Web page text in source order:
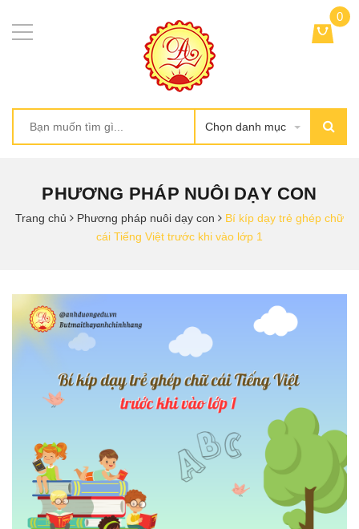
Chọn danh mục
0
PHƯƠNG PHÁP NUÔI DẠY CON
Trang chủ Phương pháp nuôi dạy con
Bí kíp dạy trẻ ghép chữ
cái Tiếng Việt trước khi vào lớp 1